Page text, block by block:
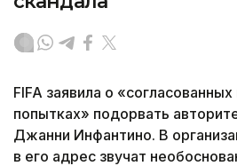
FIFA заявила о
попытках» подорвать
Джанни Инфантино. В
в его адрес звучат